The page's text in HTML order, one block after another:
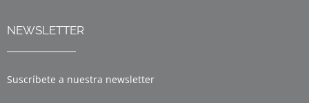
NEWSLETTER
Suscríbete a nuestra newsletter